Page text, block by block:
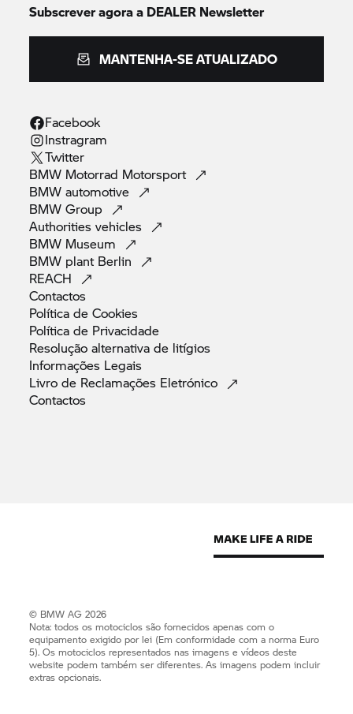
Subscrever agora a DEALER Newsletter
MANTENHA-SE ATUALIZADO
Facebook
Instragram
Twitter
BMW Motorrad Motorsport
BMWautomotive
BMWGroup
Authoritiesvehicles
BMW Museum
BMW plant Berlin
REACH
Contactos
Política deCookies
Política de Privacidade
Resolução alternativa de litígios
Informações Legais
Livro de Reclamações Eletrónico
Contactos
© BMW AG 2026
Nota: todos os motociclos são fornecidos apenas com o
equipamento exigido por lei (Em conformidade com a norma Euro
5). Os motociclos representados nas imagens e vídeos deste
website podem também ser diferentes. As imagens podem incluir
extras opcionais.